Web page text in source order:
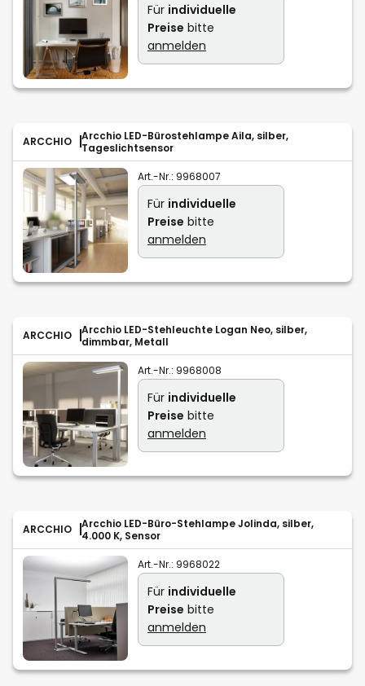
Für individuelle
Preise bitte
anmelden
ARCCHIO
Arcchio LED-Bürostehlampe Aila, silber,
Tageslichtsensor
Art.-Nr.: 9968007
Für individuelle
Preise bitte
anmelden
ARCCHIO
Arcchio LED-Stehleuchte Logan Neo, silber,
dimmbar, Metall
Art.-Nr.: 9968008
Für individuelle
Preise bitte
anmelden
ARCCHIO
Arcchio LED-Büro-Stehlampe Jolinda, silber,
4.000 K, Sensor
Art.-Nr.: 9968022
Für individuelle
Preise bitte
anmelden